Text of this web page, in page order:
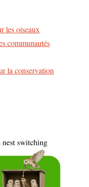
les oiseaux
communautés
la conservation